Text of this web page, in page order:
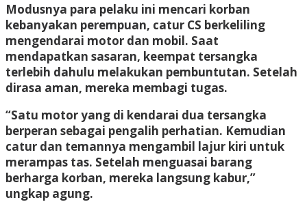
Modusnya para pelaku ini mencari korban
kebanyakan perempuan, catur CS berkeliling
mengendarai motor dan mobil. Saat
mendapatkan sasaran, keempat tersangka
terlebih dahulu melakukan pembuntutan. Setelah
dirasa aman, mereka membagi tugas.
“Satu motor yang di kendarai dua tersangka
berperan sebagai pengalih perhatian. Kemudian
catur dan temannya mengambil lajur kiri untuk
merampas tas. Setelah menguasai barang
berharga korban, mereka langsung kabur,”
ungkap agung.